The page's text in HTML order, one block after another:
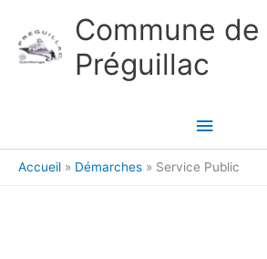
Commune de
Préguillac
Menu
principal
Accueil Démarches Service Public